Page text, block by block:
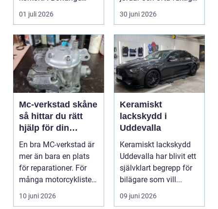
finns flera al...
01 juli 2026
väder. Valet ...
30 juni 2026
Mc-verkstad skåne
så hittar du rätt
hjälp för din
motorcykel
En bra MC-verkstad är
mer än bara en plats
för reparationer. För
många motorcyklister
handlar det om...
10 juni 2026
Keramiskt
lackskydd i
Uddevalla
Keramiskt lackskydd
Uddevalla har blivit ett
självklart begrepp för
bilägare som vill...
09 juni 2026